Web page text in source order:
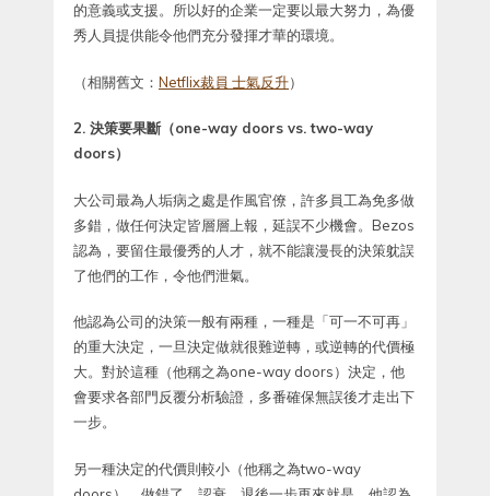
的意義或支援。所以好的企業一定要以最大努力，為優
秀人員提供能令他們充分發揮才華的環境。
（相關舊文： Netflix裁員 士氣反升）
2. 決策要果斷（one-way doors vs. two-way
doors）
大公司最為人垢病之處是作風官僚，許多員工為免多做
多錯，做任何決定皆層層上報，延誤不少機會。Bezos
認為，要留住最優秀的人才，就不能讓漫長的決策躭誤
了他們的工作，令他們泄氣。
他認為公司的決策一般有兩種，一種是「可一不可再」
的重大決定，一旦決定做就很難逆轉，或逆轉的代價極
大。對於這種（他稱之為one-way doors）決定，他
會要求各部門反覆分析驗證，多番確保無誤後才走出下
一步。
另一種決定的代價則較小（他稱之為two-way